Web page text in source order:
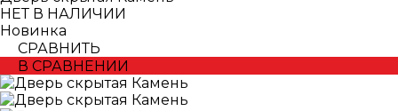
НЕТ В НАЛИЧИИ
Новинка
СРАВНИТЬ
В СРАВНЕНИИ